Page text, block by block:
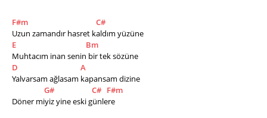
F#m
C#
Uzun zamandır hasret kaldım yüzüne
E
Bm
Muhtacım inan senin bir tek sözüne
D
A
Yalvarsam ağlasam kapansam dizine
G#
C# F#m
Döner miyiz yine eski günlere